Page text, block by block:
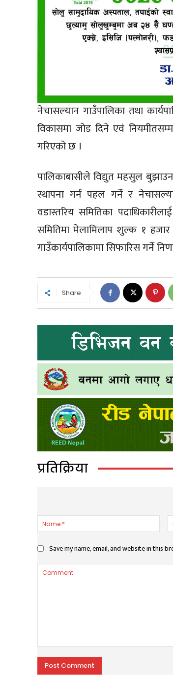
नेचासल्यान गाउँपालिका तथा
विकासमा जोड दिने एवं
गरिएको छ ।
पालिकाबासीले विद्युत महसुल
स्थापना गर्न पहल गर्ने र
वडास्तरिय समितिका
समितिमा मेलामिलाप शुल्क १
गाउँकार्यपालिकामा सिफारिस गर्ने
Share
प्रतिक्रिया
Save my name, email, and website in this